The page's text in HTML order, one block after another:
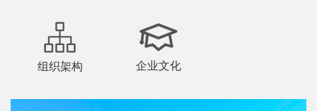
组织架构 企业文化